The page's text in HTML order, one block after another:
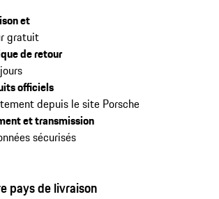
et
gratuit
de retour
officiels
depuis le site Porsche
et transmission
sécurisés
pays de livraison